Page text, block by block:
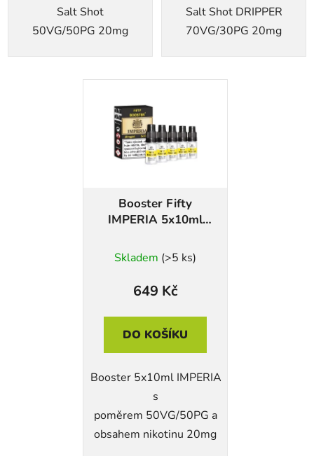
Salt Shot
50VG/50PG 20mg
Salt Shot DRIPPER
70VG/30PG 20mg
Booster Fifty
IMPERIA 5x10ml
Skladem (>5 ks)
649 Kč
DO KOŠÍKU
Booster 5x10ml IMPERIA
s
poměrem 50VG/50PG a
obsahem nikotinu 20mg